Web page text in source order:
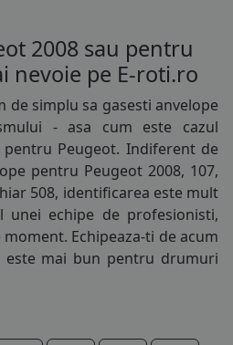
2008 sau pentru
nevoie pe E-roti.ro
de simplu sa gasesti anvelope
- asa cum este cazul
Peugeot. Indiferent de
pentru Peugeot 2008, 107,
508, identificarea este mult
unei echipe de profesionisti,
Echipeaza-ti de acum
mai bun pentru drumuri